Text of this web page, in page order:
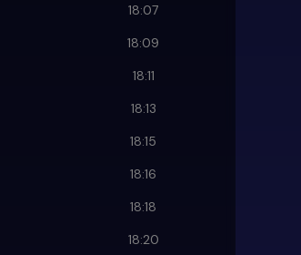
18:07
18:09
18:11
18:13
18:15
18:16
18:18
18:20